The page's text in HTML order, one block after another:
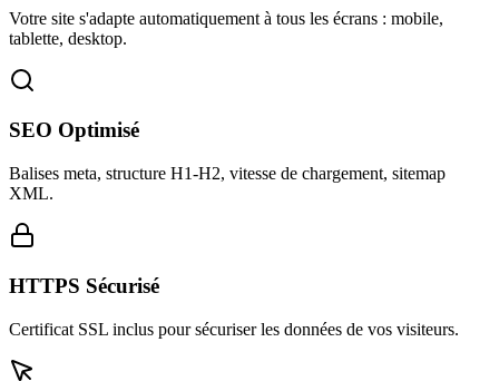
Votre site s'adapte automatiquement à tous les écrans : mobile,
tablette, desktop.
SEO Optimisé
Balises meta, structure H1-H2, vitesse de chargement, sitemap
XML.
HTTPS Sécurisé
Certificat SSL inclus pour sécuriser les données de vos visiteurs.